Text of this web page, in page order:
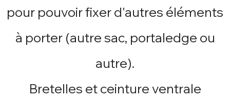
pour pouvoir fixer d'autres éléments
à porter (autre sac, portaledge ou
autre).
Bretelles et ceinture ventrale